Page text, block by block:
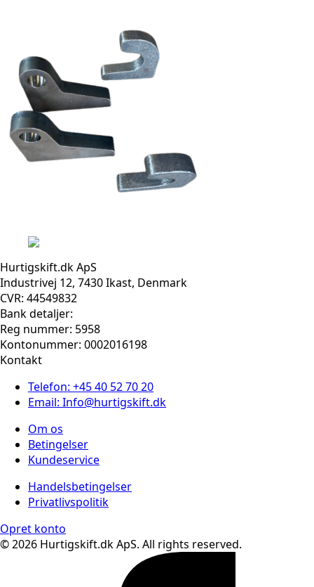
Hurtigskift.dk ApS
Industrivej 12, 7430 Ikast, Denmark
CVR: 44549832
Bank detaljer:
Reg nummer: 5958
Kontonummer: 0002016198
Kontakt
Telefon: +45 40 52 70 20
Email: Info@hurtigskift.dk
Om os
Betingelser
Kundeservice
Handelsbetingelser
Privatlivspolitik
Opret konto
© 2026 Hurtigskift.dk ApS. All rights reserved.